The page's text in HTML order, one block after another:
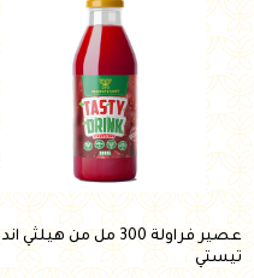
جنيه
أضف للسلة
عصير فراولة 300 مل من هيلثي اند
تيستي